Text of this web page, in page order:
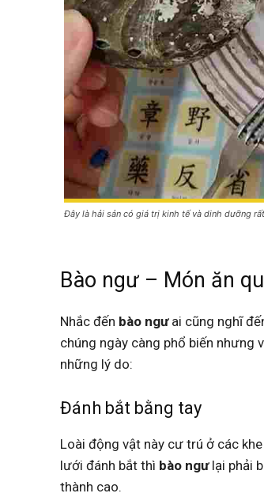
Đây là hải sản có giá trị kinh tế và dinh dưỡng
Bào ngư – Món ăn
Nhắc đến bào ngưai cũng nghĩ
chúng ngày càng phổ biến nhưng
những lý do:
Đánh bắt bằng tay
Loài động vật này cư trú ở các
lưới đánh bắt thì bào ngưlại phải
thành cao.